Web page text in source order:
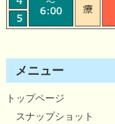
メニュー
トップページ
スナップショット